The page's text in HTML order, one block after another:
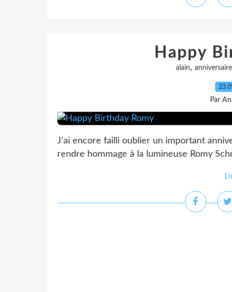
Happy
alain, anniversaire
Par
J'ai encore failli oublier un important
rendre hommage à la lumineuse Romy